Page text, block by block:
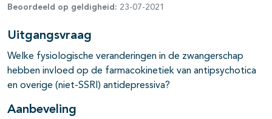
Beoordeeld op geldigheid: 23-07-2021
Uitgangsvraag
Welke fysiologische veranderingen in de zwangerschap
hebben invloed op de farmacokinetiek van antipsychotica
en overige (niet-SSRI) antidepressiva?
Aanbeveling